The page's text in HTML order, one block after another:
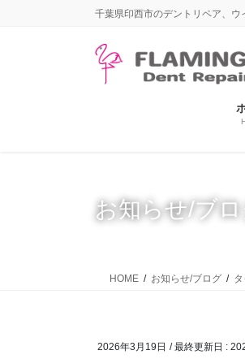
千葉県印西市のデントリペア、ウ
お知らせ/ブ
HOME お知らせ/ブログ
2026年3月19日 / 最終更新日 :